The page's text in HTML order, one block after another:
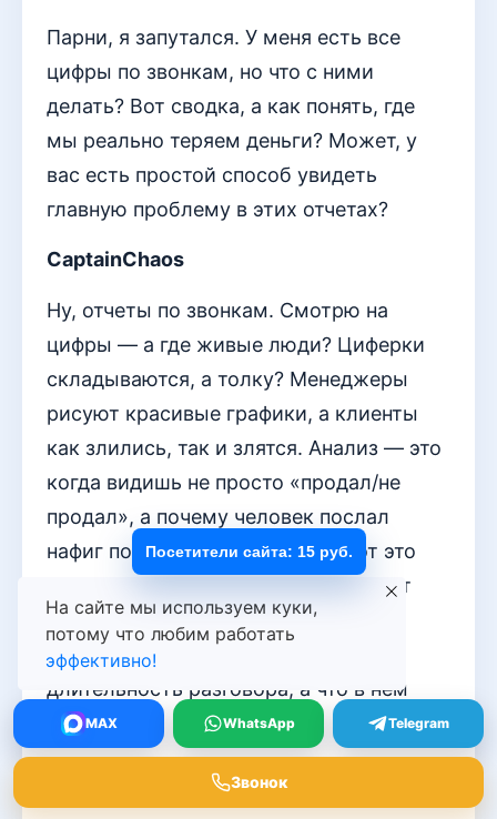
Парни, я запутался. У меня есть все
цифры по звонкам, но что с ними
делать? Вот сводка, а как понять, где
мы реально теряем деньги? Может, у
вас есть простой способ увидеть
главную проблему в этих отчетах?
CaptainChaos
Ну, отчеты по звонкам. Смотрю на
цифры — а где живые люди? Циферки
складываются, а толку? Менеджеры
рисуют красивые графики, а клиенты
как злились, так и злятся. Анализ — это
когда видишь не просто «продал/не
продал», а почему человек послал
нафиг после третьего звонка. Вот это
структура! Без этого — просто отчёт
для галочки, чтобы начальство
успокоить. Показывайте не только
длительность разговора, а что в нём
было.
На сайте мы используем куки,
потому что любим работать
эффективно!
MAX WhatsApp Telegram
Звонок
Посетители сайта: 15 руб.